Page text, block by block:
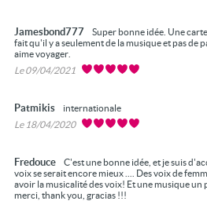
Jamesbond777
Super bonne idée. Une
fait qu'il y a seulement de la musique et pas
aime voyager.
Le 09/04/2021
Patmikis
internationale
Le 18/04/2020
Fredouce
C'est une bonne idée, et je suis
voix se serait encore mieux .... Des voix de
avoir la musicalité des voix! Et une musique un
merci, thank you, gracias !!!